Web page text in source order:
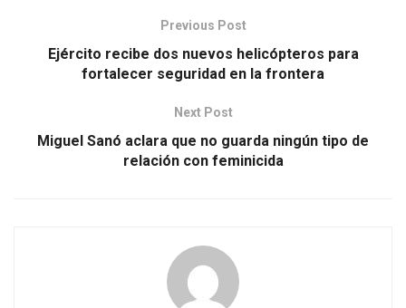
Previous Post
Ejército recibe dos nuevos helicópteros para
fortalecer seguridad en la frontera
Next Post
Miguel Sanó aclara que no guarda ningún tipo de
relación con feminicida